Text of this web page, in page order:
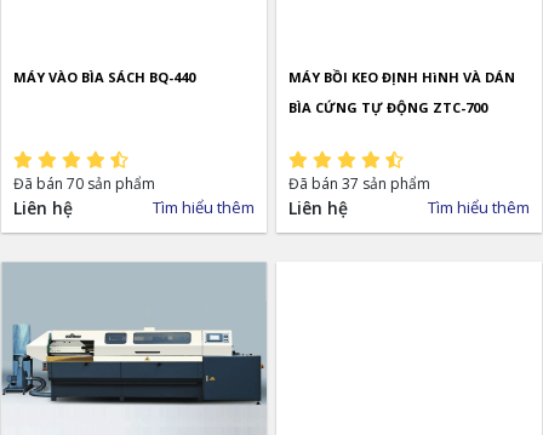
MÁY VÀO BÌA SÁCH BQ-440
Đã bán 70 sản phẩm
Liên hệ Tìm hiểu thêm
MÁY BỒI KEO ĐỊNH HìNH VÀ DÁN
BÌA CỨNG TỰ ĐỘNG ZTC-700
Đã bán 37 sản phẩm
Liên hệ Tìm hiểu thêm